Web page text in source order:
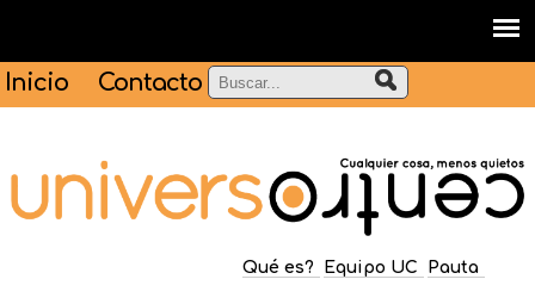
Inicio Contacto
Qué es? Equipo UC Pauta